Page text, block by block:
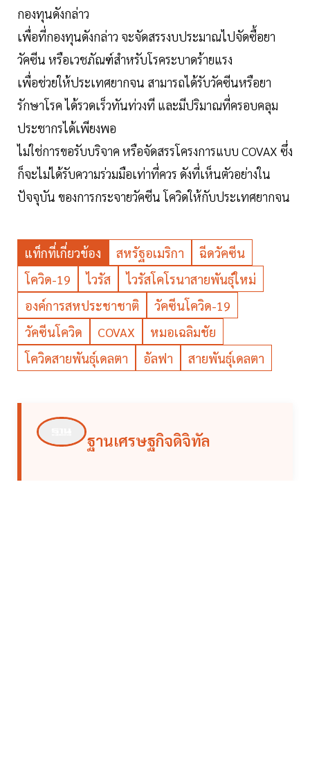
กองทุนดังกล่าว
เพื่อที่กองทุนดังกล่าว จะจัดสรรงบประมาณไปจัดซื้อยา
วัคซีน หรือเวชภัณฑ์สำหรับโรคระบาดร้ายแรง
เพื่อช่วยให้ประเทศยากจน สามารถได้รับวัคซีนหรือยา
รักษาโรค ได้รวดเร็วทันท่วงที และมีปริมาณที่ครอบคลุม
ประชากรได้เพียงพอ
ไม่ใช่การขอรับบริจาค หรือจัดสรรโครงการแบบ COVAX ซึ่ง
ก็จะไม่ได้รับความร่วมมือเท่าที่ควร ดังที่เห็นตัวอย่างใน
ปัจจุบัน ของการกระจายวัคซีน โควิดให้กับประเทศยากจน
แท็กที่เกี่ยวข้อง สหรัฐอเมริกา
ฉีดวัคซีน
โควิด-19
ไวรัส
ไวรัสโคโรนาสายพันธุ์ใหม่
องค์การสหประชาชาติ
วัคซีนโควิด-19
วัคซีนโควิด
COVAX
หมอเฉลิมชัย
โควิดสายพันธุ์เดลตา
อัลฟา สายพันธุ์เดลตา
ฐานเศรษฐกิจดิจิทัล